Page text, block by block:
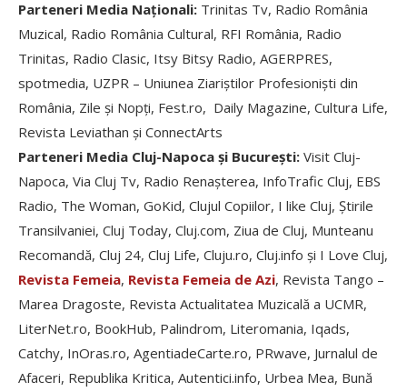
Parteneri Media Naționali: Trinitas Tv, Radio România
Muzical, Radio România Cultural, RFI România, Radio
Trinitas, Radio Clasic, Itsy Bitsy Radio, AGERPRES,
spotmedia, UZPR – Uniunea Ziariștilor Profesioniști din
România, Zile și Nopți, Fest.ro, Daily Magazine, Cultura Life,
Revista Leviathan și ConnectArts
Parteneri Media Cluj-Napoca și București: Visit Cluj-
Napoca, Via Cluj Tv, Radio Renașterea, InfoTrafic Cluj, EBS
Radio, The Woman, GoKid, Clujul Copiilor, I like Cluj, Știrile
Transilvaniei, Cluj Today, Cluj.com, Ziua de Cluj, Munteanu
Recomandă, Cluj 24, Cluj Life, Cluju.ro, Cluj.info și I Love Cluj,
Revista Femeia, Revista Femeia de Azi, Revista Tango –
Marea Dragoste, Revista Actualitatea Muzicală a UCMR,
LiterNet.ro, BookHub, Palindrom, Literomania, Iqads,
Catchy, InOras.ro, AgentiadeCarte.ro, PRwave, Jurnalul de
Afaceri, Republika Kritica, Autentici.info, Urbea Mea, Bună